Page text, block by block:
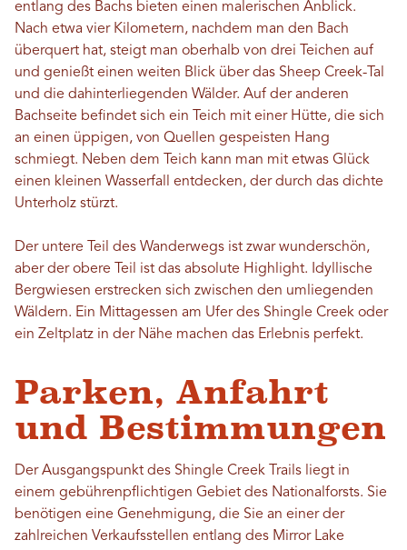
entlang des Bachs bieten einen malerischen Anblick.
Nach etwa vier Kilometern, nachdem man den Bach
überquert hat, steigt man oberhalb von drei Teichen auf
und genießt einen weiten Blick über das Sheep Creek-Tal
und die dahinterliegenden Wälder. Auf der anderen
Bachseite befindet sich ein Teich mit einer Hütte, die sich
an einen üppigen, von Quellen gespeisten Hang
schmiegt. Neben dem Teich kann man mit etwas Glück
einen kleinen Wasserfall entdecken, der durch das dichte
Unterholz stürzt.
Der untere Teil des Wanderwegs ist zwar wunderschön,
aber der obere Teil ist das absolute Highlight. Idyllische
Bergwiesen erstrecken sich zwischen den umliegenden
Wäldern. Ein Mittagessen am Ufer des Shingle Creek oder
ein Zeltplatz in der Nähe machen das Erlebnis perfekt.
Parken, Anfahrt
und Bestimmungen
Der Ausgangspunkt des Shingle Creek Trails liegt in
einem gebührenpflichtigen Gebiet des Nationalforsts. Sie
benötigen eine Genehmigung, die Sie an einer der
zahlreichen Verkaufsstellen entlang des Mirror Lake